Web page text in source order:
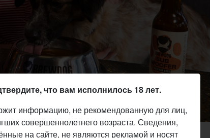
что вам исполнилось 18 лет.
информацию, не рекомендованную для лиц,
совершеннолетнего возраста. Сведения,
на сайте, не являются рекламой и носят